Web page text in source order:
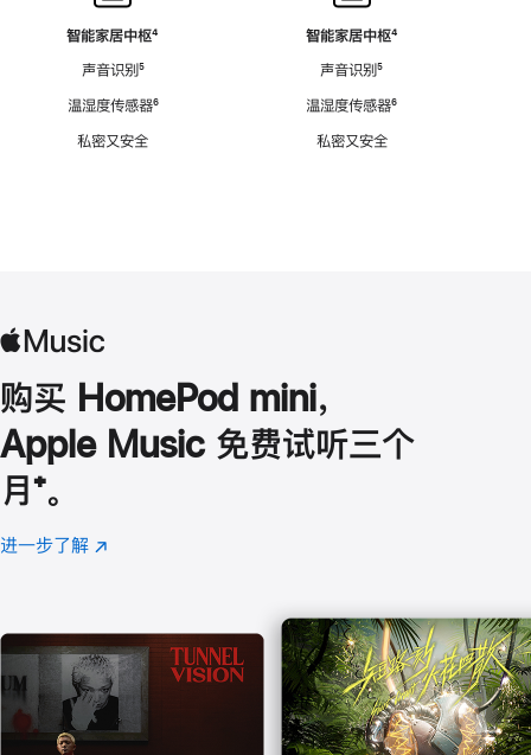
智能家居中枢脚
⁴
声音识别脚
⁵
温湿度传感器脚
⁶
私密又安全
智能家居中枢脚
⁴
声音识别脚
⁵
温湿度传感器脚
⁶
私密又安全
购买 HomePod mini，
Apple Music 免费试听三个
月 脚
注
⁺。
进一步了解 Apple
(在
口
中
打
开)